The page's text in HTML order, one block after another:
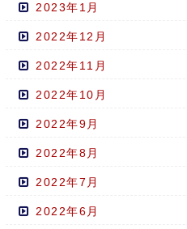
2023年1月
2022年12月
2022年11月
2022年10月
2022年9月
2022年8月
2022年7月
2022年6月